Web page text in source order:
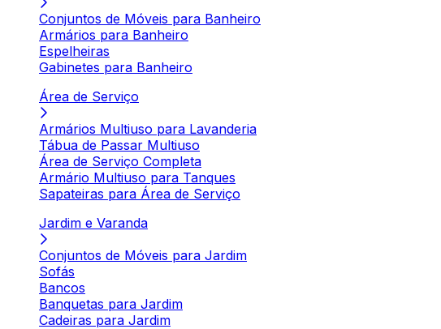
Conjuntos de Móveis para Banheiro
Armários para Banheiro
Espelheiras
Gabinetes para Banheiro
Área de Serviço
Armários Multiuso para Lavanderia
Tábua de Passar Multiuso
Área de Serviço Completa
Armário Multiuso para Tanques
Sapateiras para Área de Serviço
Jardim e Varanda
Conjuntos de Móveis para Jardim
Sofás
Bancos
Banquetas para Jardim
Cadeiras para Jardim